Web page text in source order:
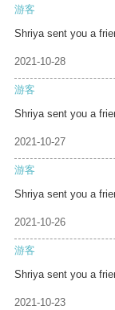
游客
Shriya sent you a
2021-10-28
游客
Shriya sent you a
2021-10-27
游客
Shriya sent you a
2021-10-26
游客
Shriya sent you a
2021-10-23